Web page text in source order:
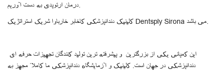
درمان ارتوپدی به دست آوریم.
کلینیک دندانپزشکی کاخابر خارباوا شریک استراتژیک Dentsply Sirona می باشد.
دندانپزشکی در جهان است. کلینیک و آزمایشگاه دندانپزشکی ما کاملاً مجهز به